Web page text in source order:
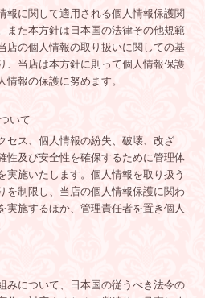
報に関して適用される個人情報保護関
また本方針は日本国の法律その他規範
店の個人情報の取り扱いに関しての基
、当店は本方針に則って個人情報保護
報の保護に努めます。
いて
セス、個人情報の紛失、破壊、改ざ
性及び安全性を確保するために管理体
実施いたします。個人情報を取り扱う
を制限し、当店の個人情報保護に関わ
実施するほか、管理責任者を置き個人
みについて、日本国の従うべき法令の